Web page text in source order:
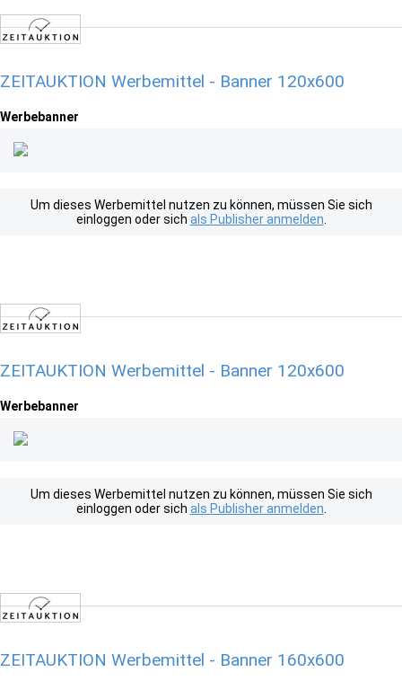
ZEITAUKTION Werbemittel - Banner 120x600
Werbebanner
Um dieses Werbemittel nutzen zu können, müssen Sie sich
einloggen oder sich als Publisher anmelden
ZEITAUKTION Werbemittel - Banner 120x600
Werbebanner
Um dieses Werbemittel nutzen zu können, müssen Sie sich
einloggen oder sich als Publisher anmelden
ZEITAUKTION Werbemittel - Banner 160x600